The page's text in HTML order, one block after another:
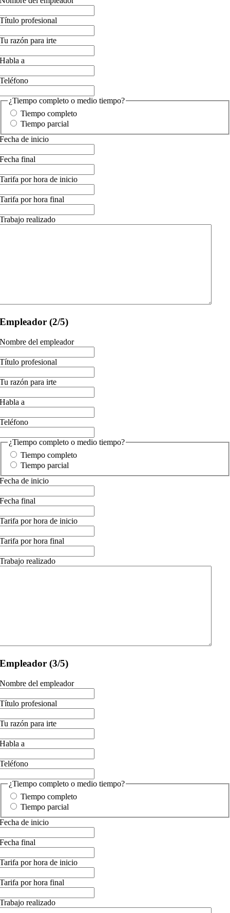
Título profesional
Tu razón para irte
Habla a
Teléfono
¿Tiempo completo o medio tiempo?
Tiempo completo
Tiempo parcial
Fecha de inicio
Fecha final
Tarifa por hora de inicio
Tarifa por hora final
Trabajo realizado
Empleador (2/5)
Nombre del empleador
Título profesional
Tu razón para irte
Habla a
Teléfono
¿Tiempo completo o medio tiempo?
Tiempo completo
Tiempo parcial
Fecha de inicio
Fecha final
Tarifa por hora de inicio
Tarifa por hora final
Trabajo realizado
Empleador (3/5)
Nombre del empleador
Título profesional
Tu razón para irte
Habla a
Teléfono
¿Tiempo completo o medio tiempo?
Tiempo completo
Tiempo parcial
Fecha de inicio
Fecha final
Tarifa por hora de inicio
Tarifa por hora final
Trabajo realizado